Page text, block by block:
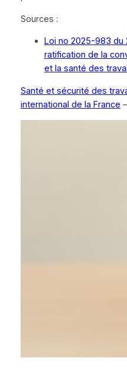
Sources :
Loi no 2025-983 du
ratification de la
et la santé des
Santé et sécurité des
international de la France